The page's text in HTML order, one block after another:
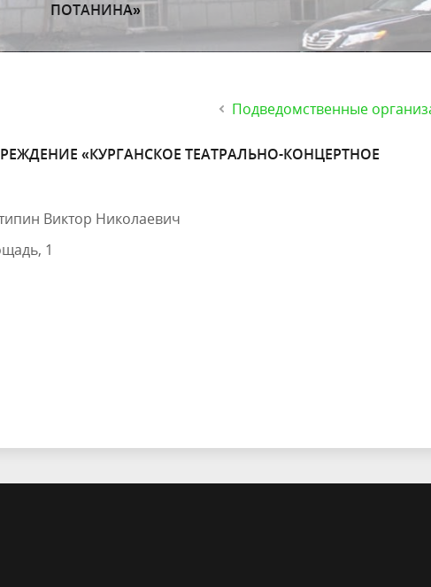
ИМ. В.Г. КОРОЛЕНКО»
Подведомственные
«КУРГАНСКОЕ ТЕАТРАЛЬНО-КОНЦЕРТНОЕ
Виктор Николаевич
1